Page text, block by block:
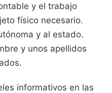
y el trabajo
físico necesario.
y al estado.
y unos apellidos
informativos en las